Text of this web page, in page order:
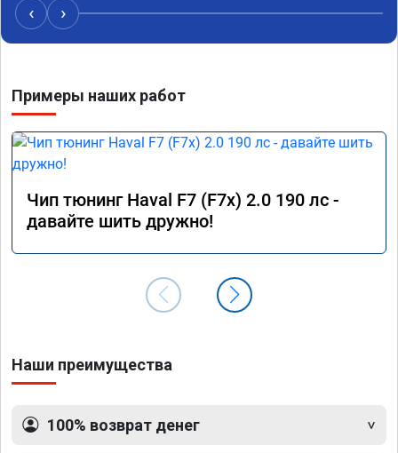
‹ ›
Примеры наших работ
Чип тюнинг Haval F7 (F7x) 2.0 190 лс -
давайте шить дружно!
Наши преимущества
100% возврат денег